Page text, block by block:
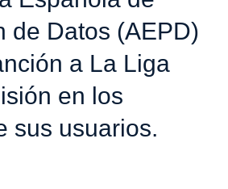
de Datos (AEPD)
a La Liga
en los
sus usuarios.